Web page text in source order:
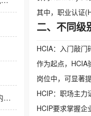
2020年网络工程师考试大纲内容解析
其中，职业认证
二、不同级
HCIA：入门敲门
作为起点，HCIA
岗位中，可显著
HCIP：职场主力
HCIP要求掌握企